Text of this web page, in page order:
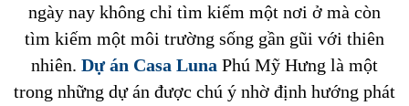
ngày nay không chỉ tìm kiếm một nơi ở mà còn
tìm kiếm một môi trường sống gần gũi với thiên
nhiên. Dự án Casa Luna Phú Mỹ Hưng là một
trong những dự án được chú ý nhờ định hướng phát